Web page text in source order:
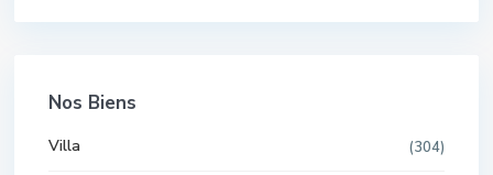
Nos Biens
Villa (304)